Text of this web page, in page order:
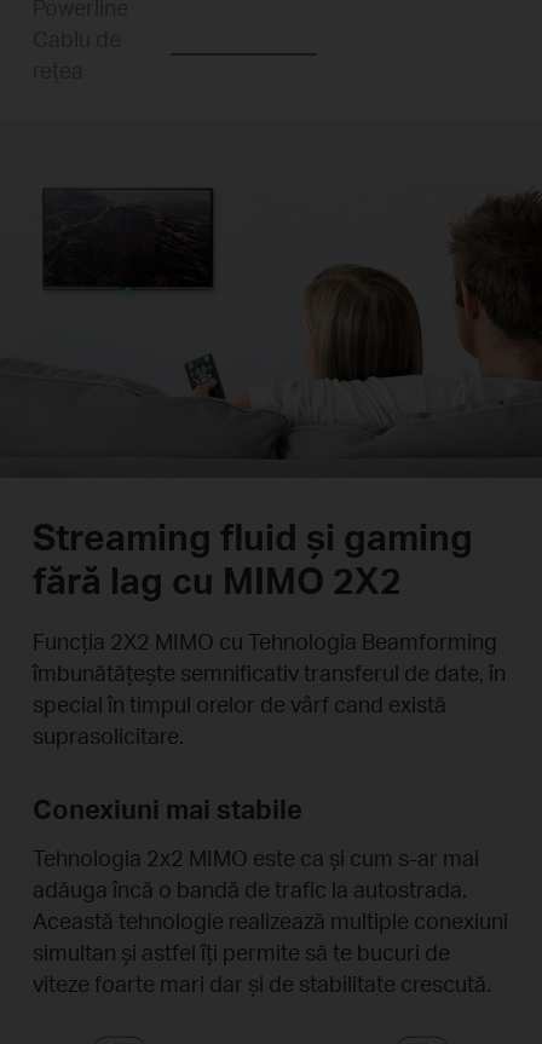
Streaming fluid și gaming
fără lag cu MIMO 2X2
Funcția 2X2 MIMO cu Tehnologia Beamforming
îmbunătățește semnificativ transferul de date, în
special în timpul orelor de vârf cand există
suprasolicitare.
Conexiuni mai stabile
Tehnologia 2x2 MIMO este ca și cum s-ar mai
adăuga încă o bandă de trafic la autostrada.
Această tehnologie realizează multiple conexiuni
simultan și astfel îți permite să te bucuri de
viteze foarte mari dar și de stabilitate crescută.